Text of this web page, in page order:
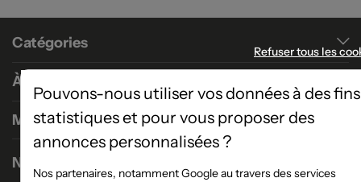
Catégories
À propos
Magasins
Nous contacter
Refuser tous les
Pouvons-nous utiliser vos données à des fins
statistiques et pour vous proposer des
annonces personnalisées ?
Nos partenaires, notamment Google au travers des services